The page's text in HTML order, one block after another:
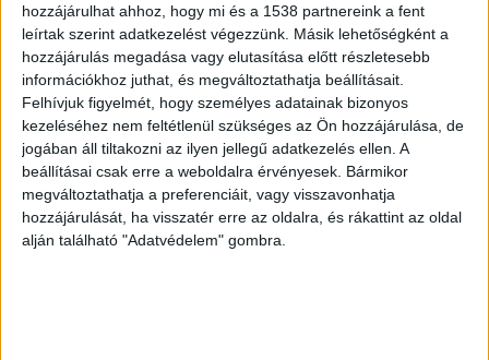
hozzájárulhat ahhoz, hogy mi és a 1538 partnereink a fent
leírtak szerint adatkezelést végezzünk. Másik lehetőségként a
hozzájárulás megadása vagy elutasítása előtt részletesebb
információkhoz juthat, és megváltoztathatja beállításait.
Felhívjuk figyelmét, hogy személyes adatainak bizonyos
kezeléséhez nem feltétlenül szükséges az Ön hozzájárulása, de
jogában áll tiltakozni az ilyen jellegű adatkezelés ellen. A
beállításai csak erre a weboldalra érvényesek. Bármikor
megváltoztathatja a preferenciáit, vagy visszavonhatja
hozzájárulását, ha visszatér erre az oldalra, és rákattint az oldal
alján található "Adatvédelem" gombra.
az együttes mottója, az „életfogytig rock’n’roll”
hallatszott ki.
A mostani interjú
A Kossuth- és Liszt Ferenc-díjas énekes megrázó
interjút adott a ma megjelent Ripost7-nek, és
elárulta: bármennyire is nagy benne az
életigenlés, látva társai tragédiáját az elmúlás